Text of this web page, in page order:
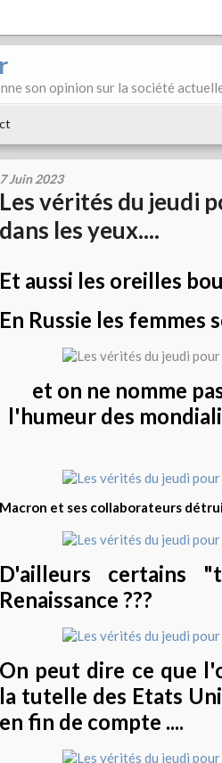
son opinion sur la société
7 Juin 2023
Les vérités du jeudi
dans les yeux....
Et aussi les oreilles
En Russie les femmes
et on ne nomme
l'humeur des
Macron et ses collaborateurs
D'ailleurs certains
Renaissance ???
On peut dire ce que
la tutelle des Etats
en fin de compte ....